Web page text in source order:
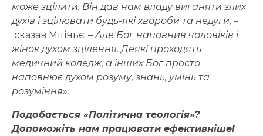
може зцілити. Він дав нам владу виганяти злих
духів і зцілювати будь-які хвороби та недуги, –
сказав Мітіньє. – Але Бог наповнив чоловіків і
жінок духом зцілення. Деякі проходять
медичний коледж, а інших Бог просто
наповнює духом розуму, знань, умінь та
розуміння».
Подобається «Політична теологія»?
Допоможіть нам працювати ефективніше!